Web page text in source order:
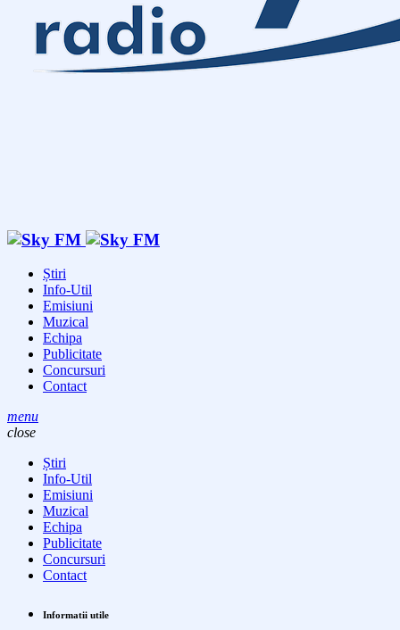
Știri
Info-Util
Emisiuni
Muzical
Echipa
Publicitate
Concursuri
Contact
menu
close
Știri
Info-Util
Emisiuni
Muzical
Echipa
Publicitate
Concursuri
Contact
Informatii utile